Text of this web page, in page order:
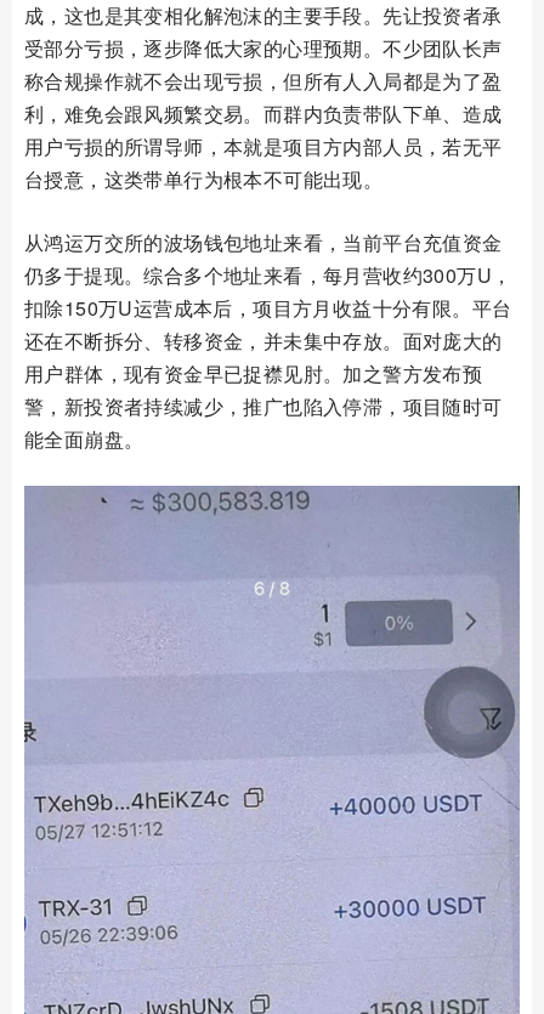
成，这也是其变相化解泡沫的主要手段。先让投资者承
受部分亏损，逐步降低大家的心理预期。不少团队长声
称合规操作就不会出现亏损，但所有人入局都是为了盈
利，难免会跟风频繁交易。而群内负责带队下单、造成
用户亏损的所谓导师，本就是项目方内部人员，若无平
台授意，这类带单行为根本不可能出现。
从鸿运万交所的波场钱包地址来看，当前平台充值资金
仍多于提现。综合多个地址来看，每月营收约300万U，
扣除150万U运营成本后，项目方月收益十分有限。平台
还在不断拆分、转移资金，并未集中存放。面对庞大的
用户群体，现有资金早已捉襟见肘。加之警方发布预
警，新投资者持续减少，推广也陷入停滞，项目随时可
能全面崩盘。